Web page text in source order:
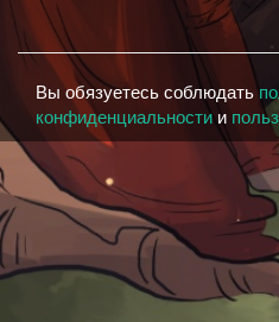
Вы обязуетесь соблюдать
конфиденциальности и